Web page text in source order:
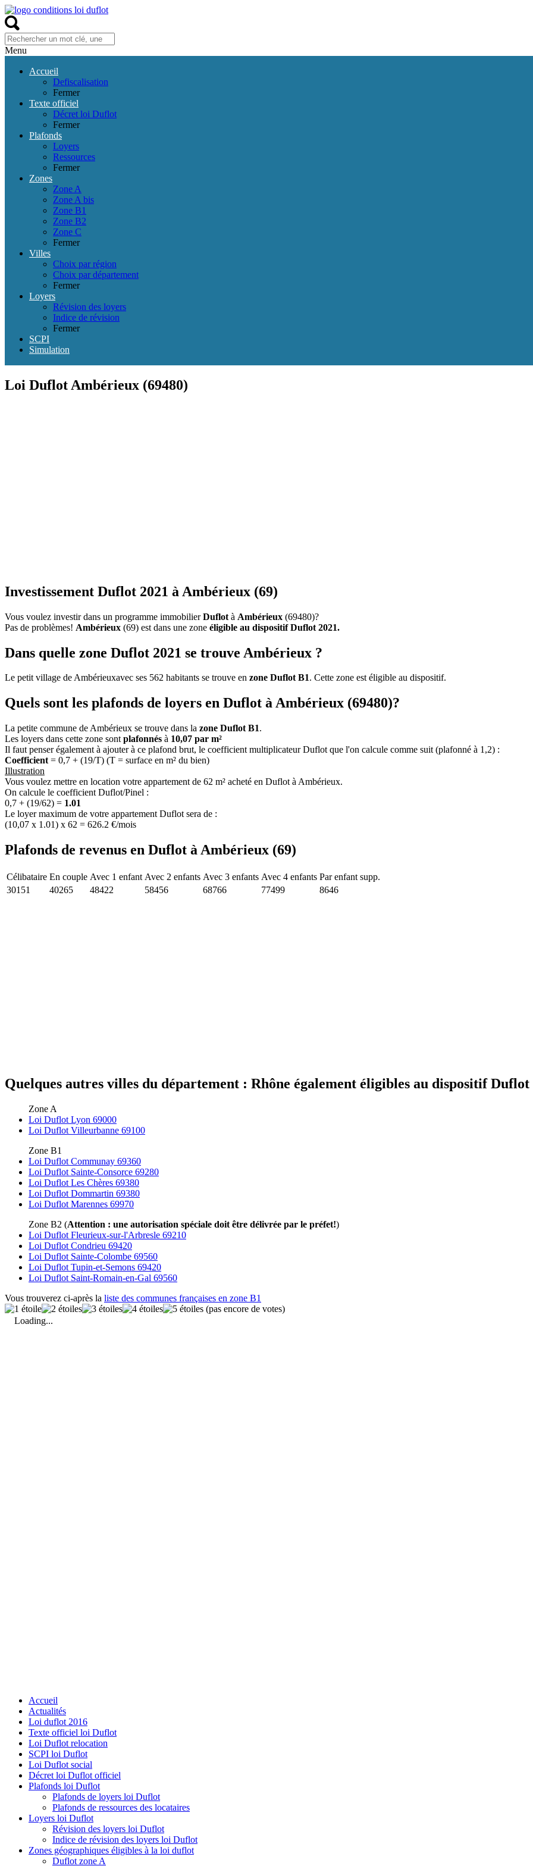
Menu
Accueil
Defiscalisation
Fermer
Texte officiel
Décret loi Duflot
Fermer
Plafonds
Loyers
Ressources
Fermer
Zones
Zone A
Zone A bis
Zone B1
Zone B2
Zone C
Fermer
Villes
Choix par région
Choix par département
Fermer
Loyers
Révision des loyers
Indice de révision
Fermer
SCPI
Simulation
Loi Duflot Ambérieux (69480)
Investissement Duflot 2021 à Ambérieux (69)
Vous voulez investir dans un programme immobilierDuflot à Ambérieux (69480)?
Pas de problèmes! Ambérieux (69) est dans une zone éligible au dispositif Duflot 2021.
Dans quelle zone Duflot 2021 se trouve Ambérieux ?
Le petit village de Ambérieuxavec ses 562 habitants se trouve en zone Duflot B1. Cette zone est éligible au dispositif.
Quels sont les plafonds de loyers en Duflot à Ambérieux (69480)?
La petite commune de Ambérieux se trouve dans la zone Duflot B1.
Les loyers dans cette zone sont plafonnés à 10,07 par m²
Il faut penser également à ajouter à ce plafond brut, le coefficient multiplicateur Duflot que l'on calcule comme suit (plafonné à 1,2) :
Coefficient = 0,7 + (19/T) (T = surface en m² du bien)
Illustration
Vous voulez mettre en location votre appartement de 62 m² acheté en Duflot à Ambérieux.
On calcule le coefficient Duflot/Pinel :
0,7 + (19/62) = 1.01
Le loyer maximum de votre appartement Duflot sera de :
(10,07 x 1.01) x 62 = 626.2 €/mois
Plafonds de revenus en Duflot à Ambérieux (69)
Célibataire En couple Avec 1 enfant Avec 2 enfants Avec 3 enfants Avec 4 enfants Par enfant supp.
30151
40265 48422 58456 68766 77499 8646
Quelques autres villes du département : Rhône également éligibles au dispositif Duflot
Zone A
Loi Duflot Lyon 69000
Loi Duflot Villeurbanne 69100
Zone B1
Loi Duflot Communay 69360
Loi Duflot Sainte-Consorce 69280
Loi Duflot Les Chères 69380
Loi Duflot Dommartin 69380
Loi Duflot Marennes 69970
Zone B2 (Attention : une autorisation spéciale doit être délivrée par le préfet!)
Loi Duflot Fleurieux-sur-l'Arbresle 69210
Loi Duflot Condrieu 69420
Loi Duflot Sainte-Colombe 69560
Loi Duflot Tupin-et-Semons 69420
Loi Duflot Saint-Romain-en-Gal 69560
Vous trouverez ci-après la liste des communes françaises en zone B1
(pas encore de votes)
Loading...
Accueil
Actualités
Loi duflot 2016
Texte officiel loi Duflot
Loi Duflot relocation
SCPI loi Duflot
Loi Duflot social
Décret loi Duflot officiel
Plafonds loi Duflot
Plafonds de loyers loi Duflot
Plafonds de ressources des locataires
Loyers loi Duflot
Révision des loyers loi Duflot
Indice de révision des loyers loi Duflot
Zones géographiques éligibles à la loi duflot
Duflot zone A